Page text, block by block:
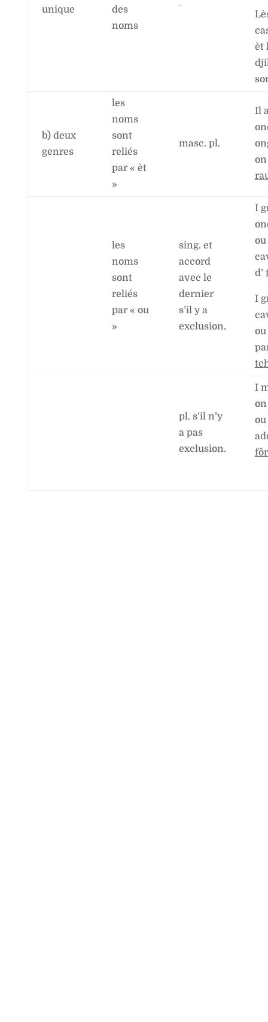
unique
des
noms
èt
b) deux
genres
les
noms
sont
reliés
par « èt
»
masc. pl.
Il
on
les
noms
sont
reliés
par « ou
»
sing. et
accord
avec le
dernier
s’il y a
exclusion.
I
d’
I
ou
pl. s’il n’y
a pas
exclusion.
I
on